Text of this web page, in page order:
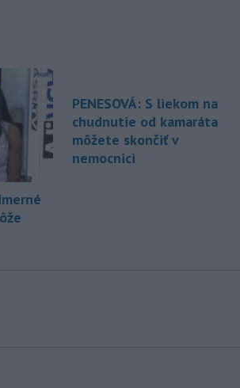
PENESOVÁ: S liekom na
chudnutie od kamaráta
môžete skončiť v
nemocnici